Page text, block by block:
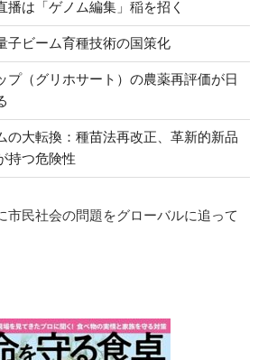
播は「ゲノム編集」稲を招く
子ビーム育種技術の国策化
プ（グリホサート）の農薬再評価が日
の大転換：種苗法再改正、革新的新品
持つ危険性
市民社会の問題をグローバルに追って